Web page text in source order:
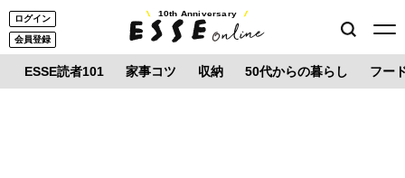
ログイン
会員登録
10th Anniversary
ESSE読者101 家事コツ 収納 50代からの暮らし フー